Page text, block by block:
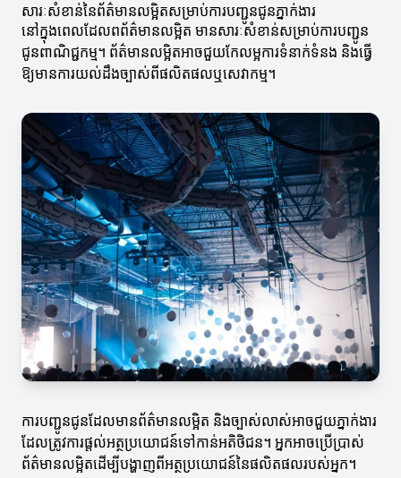
សារៈសំខាន់នៃព័ត៌មានលម្អិតសម្រាប់ការបញ្ជូនជូនភ្នាក់ងារ
នៅក្នុងពេលដែលពព័ត៌មានលម្អិត មានសារៈសំខាន់សម្រាប់ការបញ្ជូន
ជូនពាណិជ្ជកម្ម។ ព័ត៌មានលម្អិតអាចជួយកែលម្អការទំនាក់ទំនង និងធ្វើ
ឱ្យមានការយល់ដឹងច្បាស់ពីផលិតផលឬសេវាកម្ម។
ការបញ្ជូនជូនដែលមានព័ត៌មានលម្អិត និងច្បាស់លាស់អាចជួយភ្នាក់ងារ
ដែលត្រូវការផ្តល់អត្ថប្រយោជន៍ទៅកាន់អតិថិជន។ អ្នកអាចប្រើប្រាស់
ព័ត៌មានលម្អិតដើម្បីបង្ហាញពីអត្ថប្រយោជន៍នៃផលិតផលរបស់អ្នក។